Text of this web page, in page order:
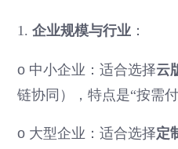
1.企业规模与行业 ：
o 中小企业：适合选择云
链协同），特点是“按需
o 大型企业：适合选择定